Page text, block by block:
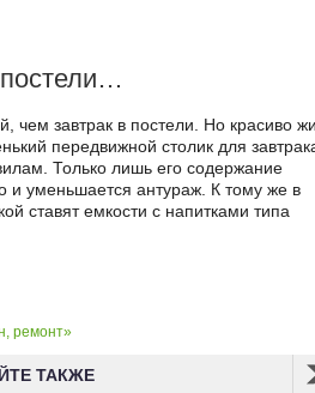
чем завтрак в постели. Но красиво
передвижной столик для
Только лишь его содержание
и уменьшается антураж. К тому же в
ставят емкости с напитками типа
ремонт»
ТАКЖЕ